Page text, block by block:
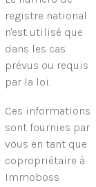
registre national
n'est utilisé que
dans les cas
prévus ou requis
par la loi.
Ces informations
sont fournies par
vous en tant que
copropriétaire à
Immoboss